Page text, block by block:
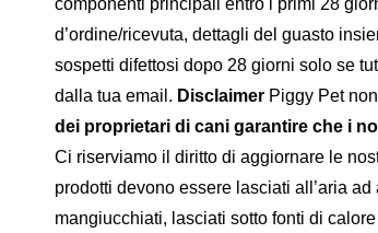
d’ordine/ricevuta, dettagli del guasto
sospetti difettosi dopo 28 giorni solo se
dalla tua email. Disclaimer Piggy Pet
dei proprietari di cani garantire che i
Ci riserviamo il diritto di aggiornare le
prodotti devono essere lasciati all’aria
mangiucchiati, lasciati sotto fonti di